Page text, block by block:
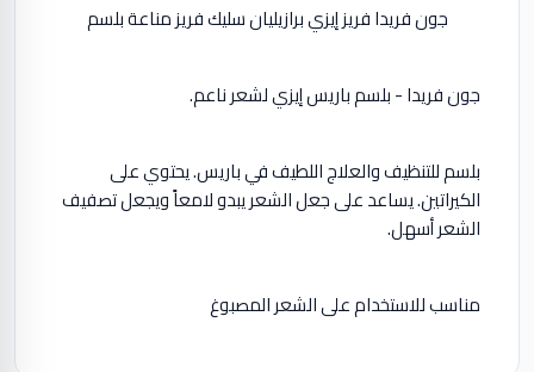
جون فريدا فريز إيزي برازيليان سليك فريز مناعة بلسم
جون فريدا - بلسم باريس إيزي لشعر ناعم.
بلسم للتنظيف والعلاج اللطيف في باريس. يحتوي على
الكيراتين. يساعد على جعل الشعر يبدو لامعاً ويجعل تصفيف
الشعر أسهل.
مناسب للاستخدام على الشعر المصبوغ